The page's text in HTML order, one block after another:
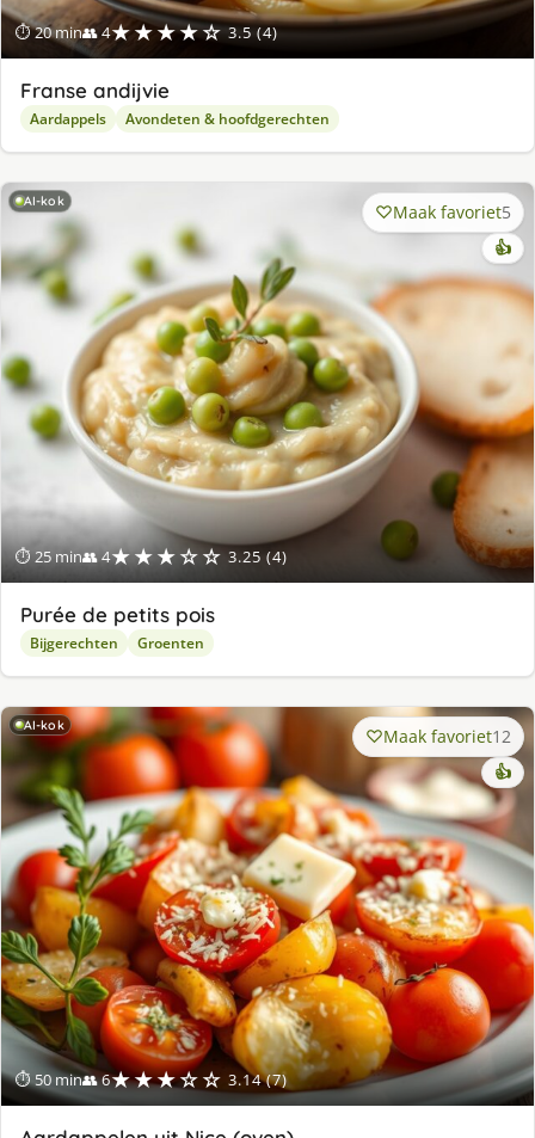
⏱ 20 min👥 4★★★★☆ 3.5 (4)
Franse andijvie
Aardappels Avondeten & hoofdgerechten
AI-kok
⏱ 25 min👥 4★★★☆☆ 3.25 (4)
Maak favoriet5
👍
Purée de petits pois
Bijgerechten Groenten
AI-kok
⏱ 50 min👥 6★★★☆☆ 3.14 (7)
Maak favoriet12
👍